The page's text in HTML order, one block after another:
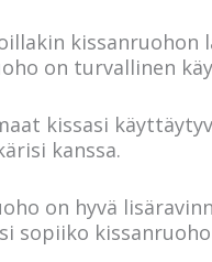
on turvallinen
kissasi
kanssa.
on hyvä
sopiiko